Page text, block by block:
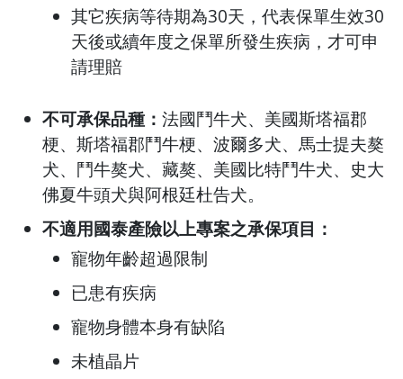
其它疾病等待期為30天，代表保單生效30
天後或續年度之保單所發生疾病，才可申
請理賠
不可承保品種： 法國鬥牛犬、美國斯塔福郡
梗、斯塔福郡鬥牛梗、波爾多犬、馬士提夫獒
犬、鬥牛獒犬、藏獒、美國比特鬥牛犬、史大
佛夏牛頭犬與阿根廷杜告犬。
不適用國泰產險以上專案之承保項目：
寵物年齡超過限制
已患有疾病
寵物身體本身有缺陷
未植晶片